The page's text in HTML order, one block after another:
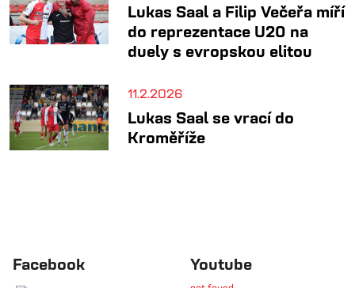
Lukas Saal a Filip Večeřa míří
do reprezentace U20 na
duely s evropskou elitou
11.2.2026
Lukas Saal se vrací do
Kroměříže
Facebook Youtube